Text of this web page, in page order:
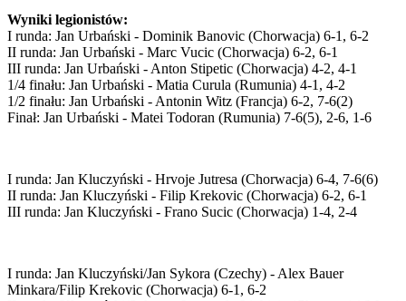
Wyniki legionistów:
I runda: Jan Urbański - Dominik Banovic (Chorwacja) 6-1, 6-2
II runda: Jan Urbański - Marc Vucic (Chorwacja) 6-2, 6-1
III runda: Jan Urbański - Anton Stipetic (Chorwacja) 4-2, 4-1
1/4 finału: Jan Urbański - Matia Curula (Rumunia) 4-1, 4-2
1/2 finału: Jan Urbański - Antonin Witz (Francja) 6-2, 7-6(2)
Finał: Jan Urbański - Matei Todoran (Rumunia) 7-6(5), 2-6, 1-6
I runda: Jan Kluczyński - Hrvoje Jutresa (Chorwacja) 6-4, 7-6(6)
II runda: Jan Kluczyński - Filip Krekovic (Chorwacja) 6-2, 6-1
III runda: Jan Kluczyński - Frano Sucic (Chorwacja) 1-4, 2-4
I runda: Jan Kluczyński/Jan Sykora (Czechy) - Alex Bauer
Minkara/Filip Krekovic (Chorwacja) 6-1, 6-2